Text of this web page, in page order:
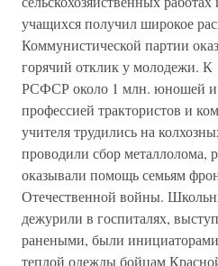
учащихся получил широкое
Коммунистической партии
горячий отклик у молодежи. К
РСФСР около 1 млн. юношей и
профессией трактористов и
учителя трудились на
проводили сбор металлолома,
оказывали помощь семьям
Отечественной войны.
дежурили в госпиталях,
ранеными, были
теплой одежды бойцам